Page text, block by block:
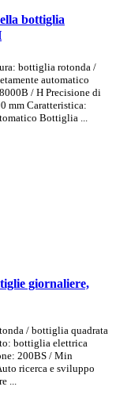
bottiglia
bottiglia rotonda /
automatico
/ H Precisione di
mm Caratteristica:
Bottiglia ...
giornaliere,
/ bottiglia quadrata
bottiglia elettrica
200BS / Min
ricerca e sviluppo
...